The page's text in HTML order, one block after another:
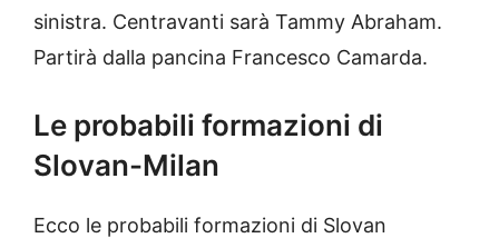
sinistra. Centravanti sarà Tammy Abraham.
Partirà dalla pancina Francesco Camarda.
Le probabili formazioni di
Slovan-Milan
Ecco le probabili formazioni di Slovan